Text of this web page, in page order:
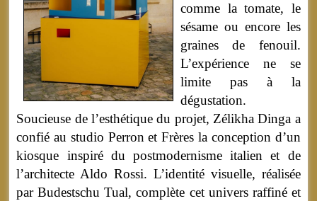
comme la tomate, le
sésame ou encore les
graines de fenouil.
L’expérience ne se
limite pas à la
dégustation.
Soucieuse de l’esthétique du projet, Zélikha Dinga a
confié au studio Perron et Frères la conception d’un
kiosque inspiré du postmodernisme italien et de
l’architecte Aldo Rossi. L’identité visuelle, réalisée
par Budestschu Tual, complète cet univers raffiné et